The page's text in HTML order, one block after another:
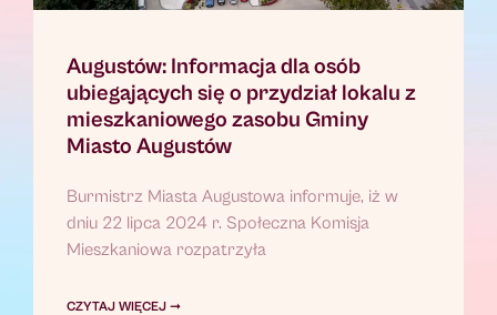
Augustów: Informacja dla osób
ubiegających się o przydział lokalu z
mieszkaniowego zasobu Gminy
Miasto Augustów
Burmistrz Miasta Augustowa informuje, iż w
dniu 22 lipca 2024 r. Społeczna Komisja
Mieszkaniowa rozpatrzyła
CZYTAJ WIĘCEJ ➞